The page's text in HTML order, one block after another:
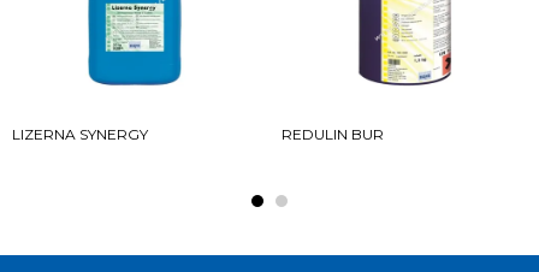
LIZERNA SYNERGY REDULIN BUR